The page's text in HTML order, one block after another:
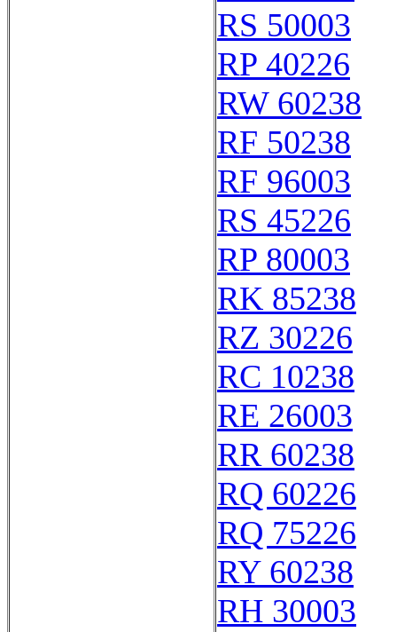
RS 50003
RP 40226
RW 60238
RF 50238
RF 96003
RS 45226
RP 80003
RK 85238
RZ 30226
RC 10238
RE 26003
RR 60238
RQ 60226
RQ 75226
RY 60238
RH 30003